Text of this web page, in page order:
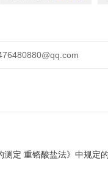
定 重铬酸盐法》中规定